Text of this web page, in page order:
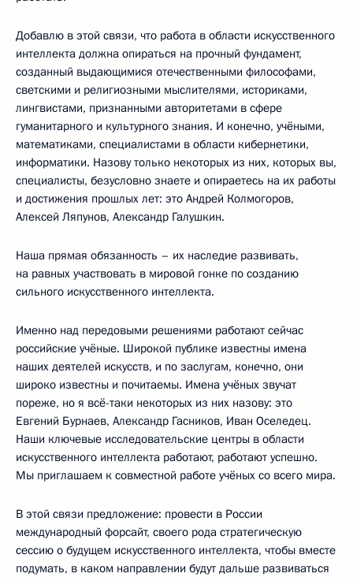
Добавлю в этой связи, что работа в области искусственного
интеллекта должна опираться на прочный фундамент,
созданный выдающимися отечественными философами,
светскими и религиозными мыслителями, историками,
лингвистами, признанными авторитетами в сфере
гуманитарного и культурного знания. И конечно, учёными,
математиками, специалистами в области кибернетики,
информатики. Назову только некоторых из них, которых вы,
специалисты, безусловно знаете и опираетесь на их работы
и достижения прошлых лет: это Андрей Колмогоров,
Алексей Ляпунов, Александр Галушкин.
Наша прямая обязанность – их наследие развивать,
на равных участвовать в мировой гонке по созданию
сильного искусственного интеллекта.
Именно над передовыми решениями работают сейчас
российские учёные. Широкой публике известны имена
наших деятелей искусств, и по заслугам, конечно, они
широко известны и почитаемы. Имена учёных звучат
пореже, но я всё-таки некоторых из них назову: это
Евгений Бурнаев, Александр Гасников, Иван Оселедец.
Наши ключевые исследовательские центры в области
искусственного интеллекта работают, работают успешно.
Мы приглашаем к совместной работе учёных со всего мира.
В этой связи предложение: провести в России
международный форсайт, своего рода стратегическую
сессию о будущем искусственного интеллекта, чтобы вместе
подумать, в каком направлении будут дальше развиваться